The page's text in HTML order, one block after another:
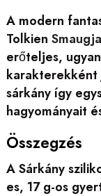
A modern
Tolkien Smaugja
erőteljes,
sárkány így
hagyományait
Összegzés
A Sárkány
es, 17 g-os